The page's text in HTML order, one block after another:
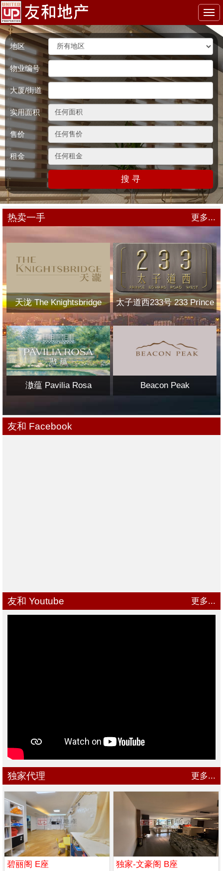
地区
物业编号
大厦/街道
实用面积
售价
租金
搜 寻
热卖一手 更多...
天泷 The Knightsbridge 太子道西233号 233 Prince
Edward Road West
滶蕴 Pavilia Rosa Beacon Peak
友和 Facebook
友和 Youtube 更多...
独家代理 更多...
碧丽阁 E座 独家-文豪阁 B座